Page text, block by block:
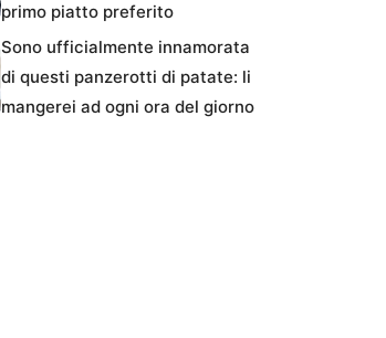
primo piatto preferito
Sono ufficialmente innamorata
di questi panzerotti di patate: li
mangerei ad ogni ora del giorno